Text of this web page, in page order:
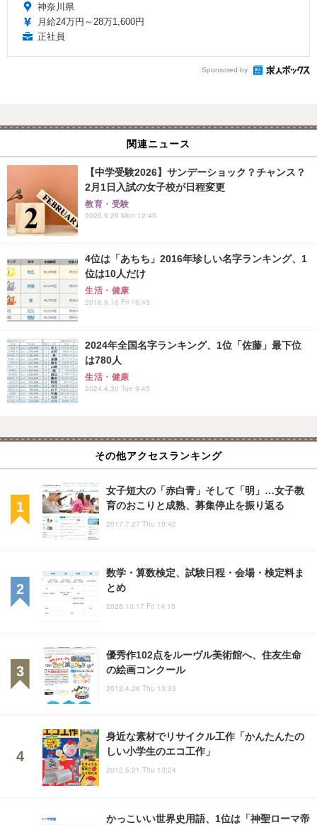
神奈川県
月給24万円～28万1,600円
正社員
Sponsored by
関連ニュース
【中学受験2026】サンデーショック？チャンス？
2月1日入試の女子校が日程変更
教育・受験
2025.9.29 Mon 12:45
4位は「あちち」2016年珍しい名字ランキング、1
位は10人だけ
生活・健康
2016.9.16 Fri 16:45
2024年全国名字ランキング、1位「佐藤」最下位
は780人
生活・健康
2024.4.30 Tue 9:45
その他アクセスランキング
女子短大の「赤白青」そして「明」…女子教
育のおこりと成熟、募集停止を振り返る
2017.7.27 Thu 19:42
数学・算数検定、試験日程・会場・検定料ま
とめ
2025.10.17 Fri 14:15
優秀作102点をルーヴル美術館へ、住友生命
の絵画コンクール
2012.4.26 Thu 13:33
身近な素材でリサイクル工作「かんたんたの
しい小学生のエコ工作」
2012.6.21 Thu 13:24
かっこいい世界史用語、1位は「神聖ローマ帝